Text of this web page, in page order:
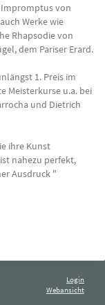
Impromptus von
Werke wie
Rhapsodie von
dem Pariser Erard.
1. Preis im
Meisterkurse u.a. bei
und Dietrich
ihre Kunst
nahezu perfekt,
Ausdruck "
Login
Webansicht